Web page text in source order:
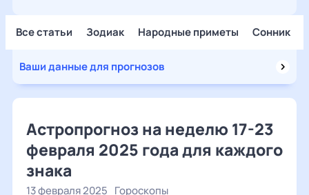
Все статьи Зодиак Народные приметы Сонник
Ваши данные для прогнозов
Астропрогноз на неделю 17-23
февраля 2025 года для каждого
знака
13 февраля 2025 Гороскопы